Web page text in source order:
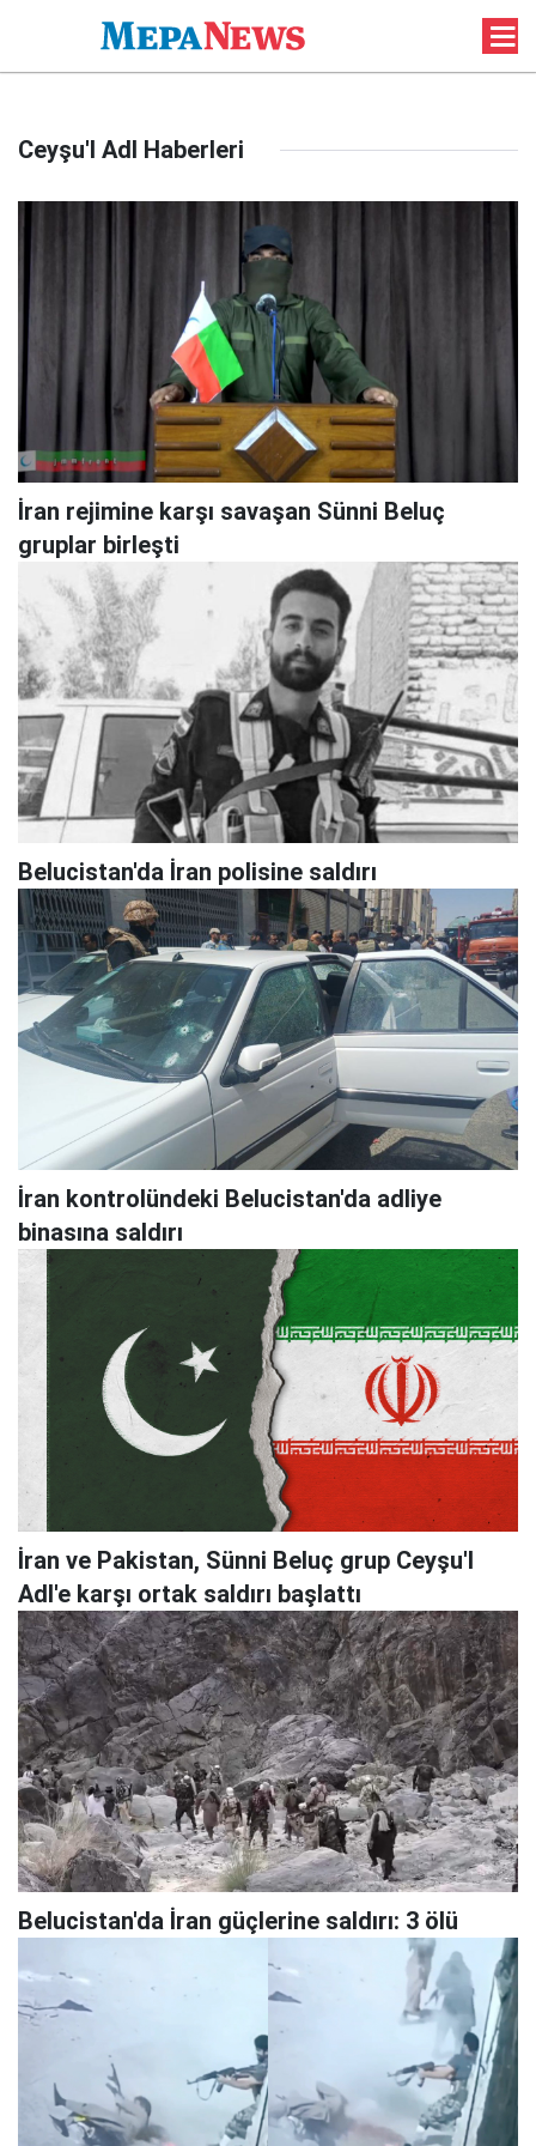
Ceyşu'l Adl Haberleri
İran rejimine karşı savaşan Sünni Beluç
gruplar birleşti
Belucistan'da İran polisine saldırı
İran kontrolündeki Belucistan'da adliye
binasına saldırı
İran ve Pakistan, Sünni Beluç grup Ceyşu'l
Adl'e karşı ortak saldırı başlattı
Belucistan'da İran güçlerine saldırı: 3 ölü